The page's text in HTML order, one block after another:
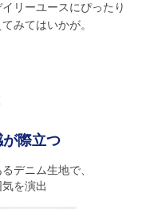
リーユースにぴったり
みてはいかが。
際立つ
デニム生地で、
を演出